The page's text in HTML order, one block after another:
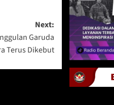
Next:
Garuda
Terus Dikebut